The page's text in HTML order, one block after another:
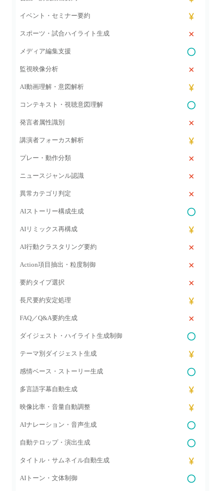
イベント・セミナー要約
スポーツ・試合ハイライト生成
メディア編集支援
監視映像分析
AI動画理解・意図解析
コンテキスト・視聴意図理解
発言者属性識別
講演者フォーカス解析
プレー・動作分類
ニュースジャンル認識
異常カテゴリ判定
AIストーリー構成生成
AIリミックス再構成
AI行動クラスタリング要約
Action項目抽出・粒度制御
要約タイプ選択
長尺要約安定処理
FAQ／Q&A要約生成
ダイジェスト・ハイライト生成制御
テーマ別ダイジェスト生成
感情ベース・ストーリー生成
多言語字幕自動生成
映像比率・音量自動調整
AIナレーション・音声生成
自動テロップ・演出生成
タイトル・サムネイル自動生成
AIトーン・文体制御